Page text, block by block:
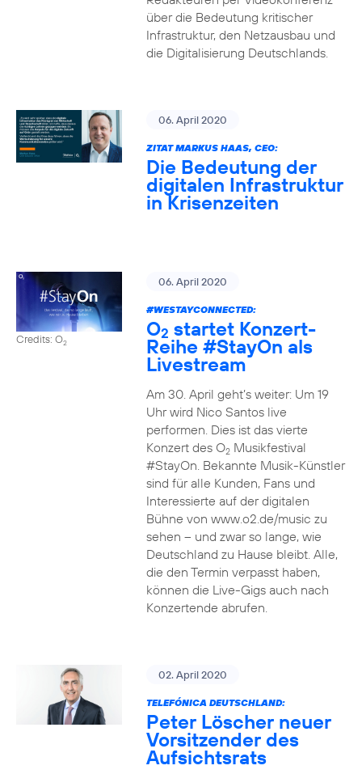
über die Bedeutung kritischer
Infrastruktur, den Netzausbau und
die Digitalisierung Deutschlands.
06. April 2020
ZITAT MARKUS HAAS, CEO:
Die Bedeutung der
digitalen Infrastruktur
in Krisenzeiten
Credits: O2
06. April 2020
#WESTAYCONNECTED:
O2 startet Konzert-
Reihe #StayOn als
Livestream
Am 30. April geht’s weiter: Um 19
Uhr wird Nico Santos live
performen. Dies ist das vierte
Konzert des O2Musikfestival
#StayOn. Bekannte Musik-Künstler
sind für alle Kunden, Fans und
Interessierte auf der digitalen
Bühne von www.o2.de/music zu
sehen – und zwar so lange, wie
Deutschland zu Hause bleibt. Alle,
die den Termin verpasst haben,
können die Live-Gigs auch nach
Konzertende abrufen.
02. April 2020
TELEFÓNICA DEUTSCHLAND:
Peter Löscher neuer
Vorsitzender des
Aufsichtsrats